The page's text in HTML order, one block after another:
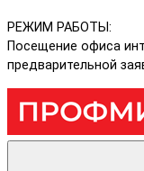
РЕЖИМ РАБОТЫ:
Посещение офиса
предварительной